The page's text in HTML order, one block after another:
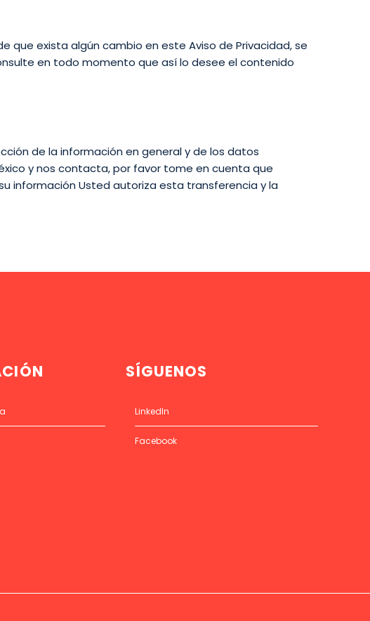
que exista algún cambio en este Aviso de Privacidad, se
en todo momento que así lo desee el contenido
de la información en general y de los datos
y nos contacta, por favor tome en cuenta que
información Usted autoriza esta transferencia y la
SÍGUENOS
LinkedIn
Facebook